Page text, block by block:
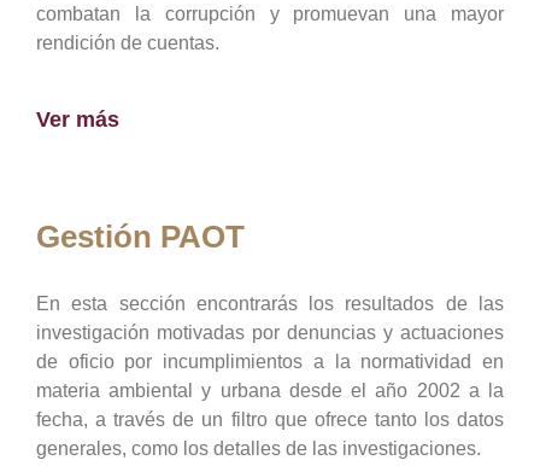
combatan la corrupción y promuevan una mayor
rendición de cuentas.
Ver más
Gestión PAOT
En esta sección encontrarás los resultados de las
investigación motivadas por denuncias y actuaciones
de oficio por incumplimientos a la normatividad en
materia ambiental y urbana desde el año 2002 a la
fecha, a través de un filtro que ofrece tanto los datos
generales, como los detalles de las investigaciones.